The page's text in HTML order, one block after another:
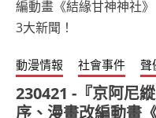
動漫情報 社會事件 聲
230421 -『京阿尼
序、漫畫改編動畫